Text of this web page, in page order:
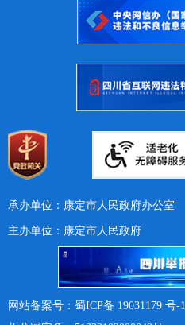
承办单位：康定市人民政府办公室
主办单位：康定市人民政府
网站备案号：蜀ICP备 19031179 号-1